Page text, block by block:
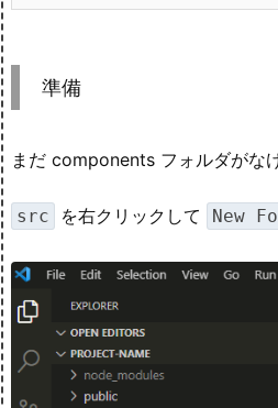
準備
まだ components フォルダがな
src を右クリックして New